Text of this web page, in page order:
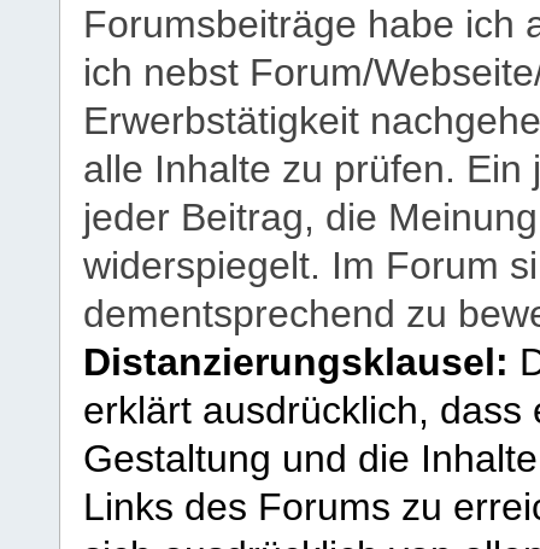
Forumsbeiträge habe ich
ich nebst Forum/
Erwerbstätigkeit
alle Inhalte zu prüfen.
jeder Beitrag, die
widerspiegelt. Im Forum
dementsprechend zu
Distanzierungsklausel:
erklärt ausdrücklich,
Gestaltung und die
Links des Forums zu